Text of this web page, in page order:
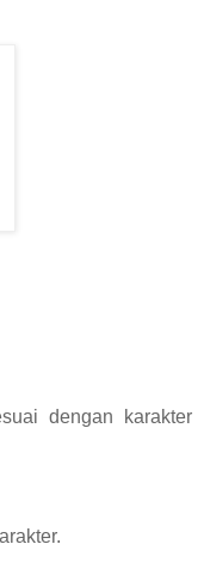
dengan karakter